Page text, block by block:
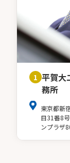
1 平賀大
務所
東京都新
目31番8
ンプラザ